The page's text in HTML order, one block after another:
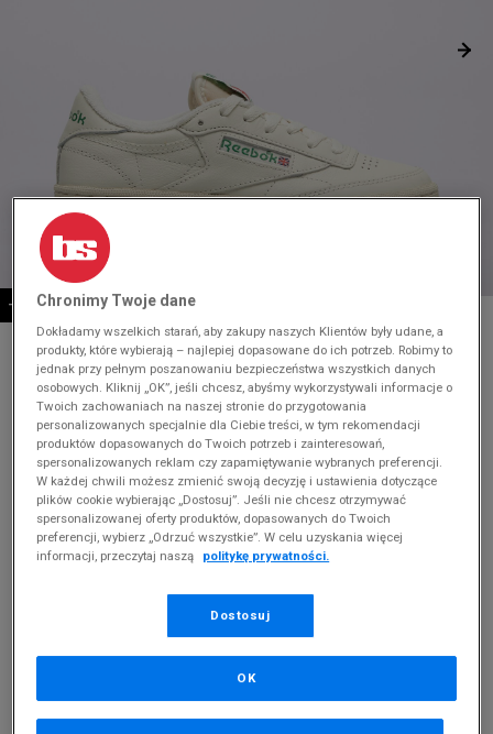
-10% ZA MIN. 500 ZŁ KOD: SUM10
* Zdjęcie poglądowe
REEBOK CLUB C 85 VINTAGE
Produkt pochodzi z końcówek aktualnych kolekcji, ubiegłych
sezonów lub z ekspozycji.Szczegóły.
379,99 cena rekomendowana przez producenta
139,99 zł
Kolor:kremowy
Chronimy Twoje dane
Dokładamy wszelkich starań, aby zakupy naszych Klientów były udane, a
produkty, które wybierają – najlepiej dopasowane do ich potrzeb. Robimy to
jednak przy pełnym poszanowaniu bezpieczeństwa wszystkich danych
osobowych. Kliknij „OK”, jeśli chcesz, abyśmy wykorzystywali informacje o
Twoich zachowaniach na naszej stronie do przygotowania
personalizowanych specjalnie dla Ciebie treści, w tym rekomendacji
produktów dopasowanych do Twoich potrzeb i zainteresowań,
spersonalizowanych reklam czy zapamiętywanie wybranych preferencji.
W każdej chwili możesz zmienić swoją decyzję i ustawienia dotyczące
plików cookie wybierając „Dostosuj”. Jeśli nie chcesz otrzymywać
spersonalizowanej oferty produktów, dopasowanych do Twoich
preferencji, wybierz „Odrzuć wszystkie”. W celu uzyskania więcej
informacji, przeczytaj naszą
politykę prywatności.
Dostosuj
OK